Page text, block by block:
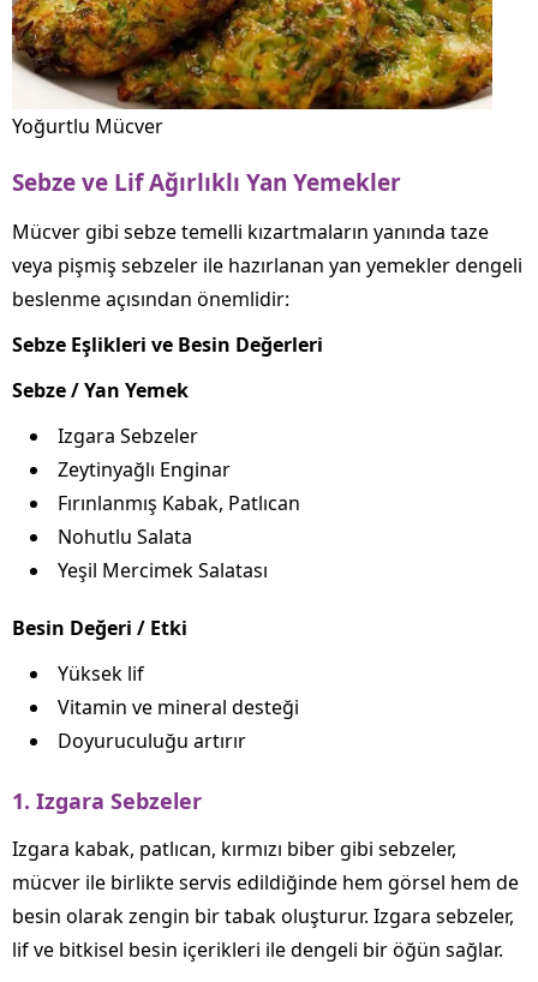
Yoğurtlu Mücver
Sebze ve Lif Ağırlıklı Yan Yemekler
Mücver gibi sebze temelli kızartmaların yanında taze
veya pişmiş sebzeler ile hazırlanan yan yemekler dengeli
beslenme açısından önemlidir:
Sebze Eşlikleri ve Besin Değerleri
Sebze / Yan Yemek
Izgara Sebzeler
Zeytinyağlı Enginar
Fırınlanmış Kabak, Patlıcan
Nohutlu Salata
Yeşil Mercimek Salatası
Besin Değeri / Etki
Yüksek lif
Vitamin ve mineral desteği
Doyuruculuğu artırır
1. Izgara Sebzeler
Izgara kabak, patlıcan, kırmızı biber gibi sebzeler,
mücver ile birlikte servis edildiğinde hem görsel hem de
besin olarak zengin bir tabak oluşturur. Izgara sebzeler,
lif ve bitkisel besin içerikleri ile dengeli bir öğün sağlar.